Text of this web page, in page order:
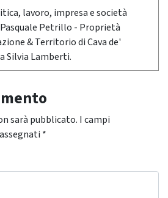
lavoro, impresa e società
Petrillo - Proprietà
& Territorio di Cava de'
Silvia Lamberti.
sarà pubblicato. I campi
*